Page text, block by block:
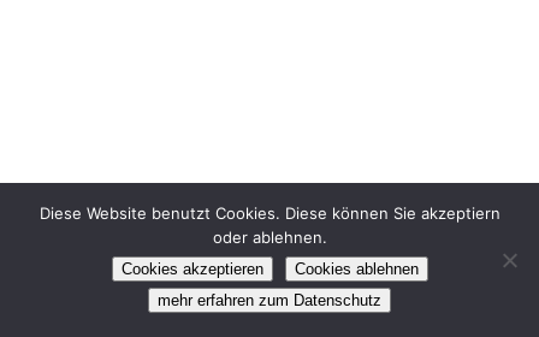
Impressum Datenschutz
instagram
Diese Website benutzt Cookies. Diese können Sie akzeptiern
oder ablehnen.
Cookies akzeptieren
Cookies ablehnen
mehr erfahren zum Datenschutz